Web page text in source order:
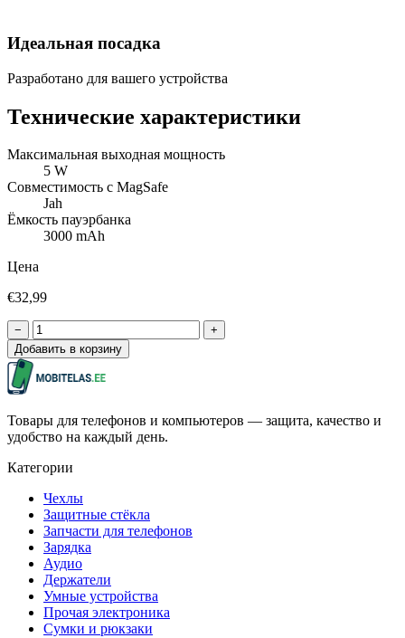
Идеальная посадка
Разработано для вашего устройства
Технические характеристики
Максимальная выходная мощность
5 W
Совместимость с MagSafe
Jah
Ёмкость пауэрбанка
3000 mAh
Цена
€32,99
−
+
Добавить в корзину
Товары для телефонов и компьютеров — защита, качество и
удобство на каждый день.
Категории
Чехлы
Защитные стёкла
Запчасти для телефонов
Зарядка
Аудио
Держатели
Умные устройства
Прочая электроника
Сумки и рюкзаки